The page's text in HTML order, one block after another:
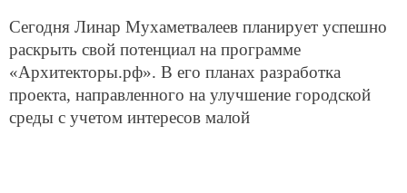
Сегодня Линар Мухаметвалеев планирует успешно
раскрыть свой потенциал на программе
«Архитекторы.рф». В его планах разработка
проекта, направленного на улучшение городской
среды с учетом интересов малой